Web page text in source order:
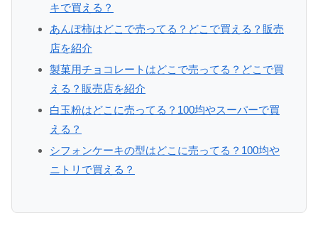
キで買える？
あんぽ柿はどこで売ってる？どこで買える？販売
店を紹介
製菓用チョコレートはどこで売ってる？どこで買
える？販売店を紹介
白玉粉はどこに売ってる？100均やスーパーで買
える？
シフォンケーキの型はどこに売ってる？100均や
ニトリで買える？